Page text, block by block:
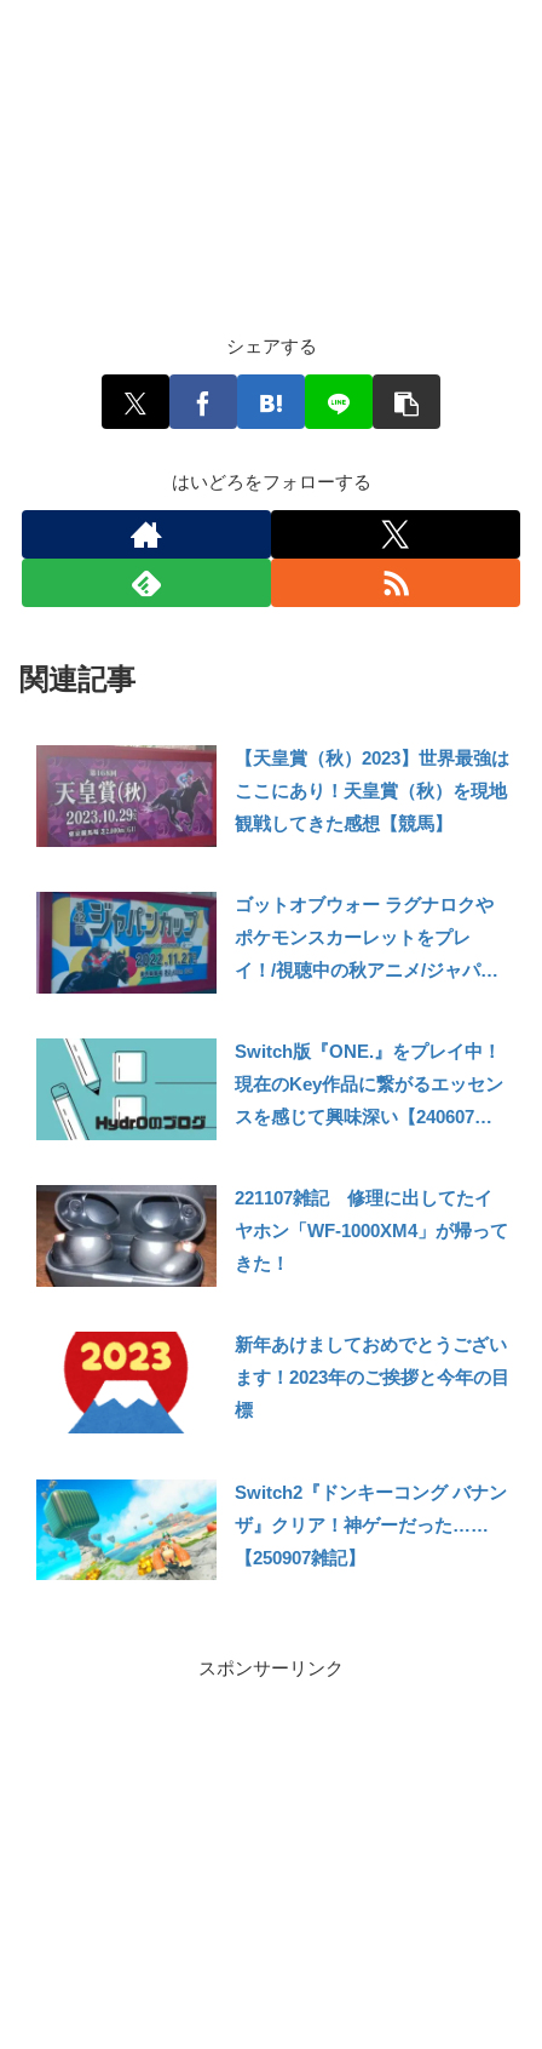
シェアする
はいどろをフォローする
関連記事
【天皇賞（秋）2023】世界最強は
ここにあり！天皇賞（秋）を現地
観戦してきた感想【競馬】
ゴットオブウォー ラグナロクや
ポケモンスカーレットをプレ
イ！/視聴中の秋アニメ/ジャパン
Switch版『ONE.』をプレイ中！
現在のKey作品に繋がるエッセン
スを感じて興味深い【240607雑
221107雑記 修理に出してたイ
ヤホン「WF-1000XM4」が帰って
きた！
新年あけましておめでとうござい
ます！2023年のご挨拶と今年の目
標
Switch2『ドンキーコング バナン
ザ』クリア！神ゲーだった……
【250907雑記】
スポンサーリンク